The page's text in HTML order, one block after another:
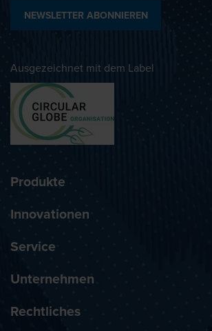
NEWSLETTER ABONNIEREN
Ausgezeichnet mit dem Label
Produkte
Innovationen
Service
Unternehmen
Rechtliches